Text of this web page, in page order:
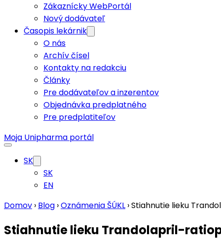
Zákaznícky WebPortál
Nový dodávateľ
Časopis lekárnik
O nás
Archív čísel
Kontakty na redakciu
Články
Pre dodávateľov a inzerentov
Objednávka predplatného
Pre predplatiteľov
Moja Unipharma portál
SK
SK
EN
Domov › Blog ›Oznámenia ŠÚKL ›Stiahnutie lieku
Stiahnutie lieku Trandolapril-